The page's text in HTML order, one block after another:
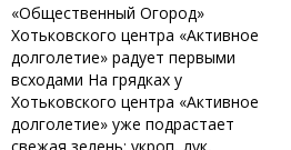
«Общественный Огород»
Хотьковского центра «Активное
долголетие» радует первыми
всходами На грядках у
Хотьковского центра «Активное
долголетие» уже подрастает
свежая зелень: укроп, лук,